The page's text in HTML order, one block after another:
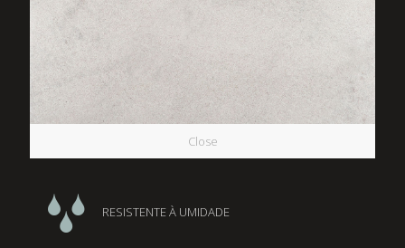
Close
RESISTENTE À UMIDADE